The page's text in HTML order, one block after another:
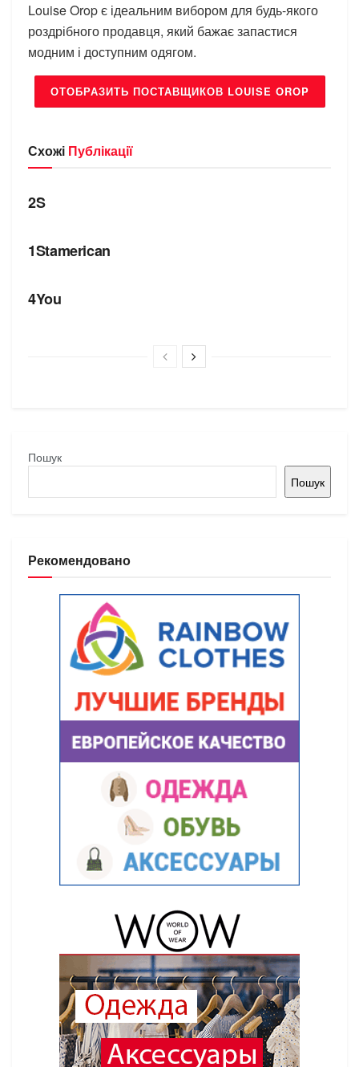
Louise Orop є ідеальним вибором для будь-якого
роздрібного продавця, який бажає запастися
модним і доступним одягом.
ОТОБРАЗИТЬ ПОСТАВЩИКОВ LOUISE OROP
Схожі Публікації
БРЕНДИ
2S
1Stamerican
4You
Пошук
Пошук
Рекомендовано